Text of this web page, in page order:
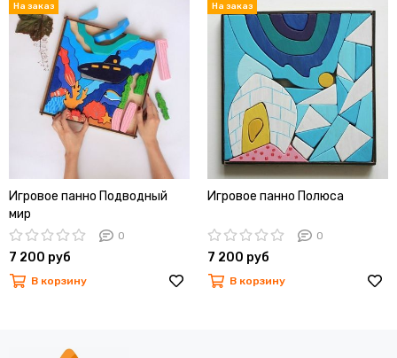
Игровое панно Подводный
мир
0
7 200 руб
В корзину
Игровое панно Полюса
0
7 200 руб
В корзину